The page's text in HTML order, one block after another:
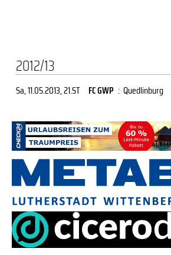
2012/13
Sa, 11.05.2013, 21.ST FC GWP : Quedlinburg